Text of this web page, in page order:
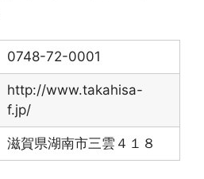
0748-72-0001
http://www.takahisa-
f.jp/
滋賀県湖南市三雲４１８